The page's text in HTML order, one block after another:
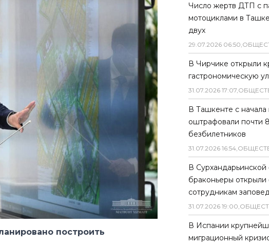
построить
7 февраля. В городке
Число жертв ДТП с
мотоциклами в
двух
29.07.2026 06:50,
В Чирчике открыли
гастрономическую
31.07.2026 17:07,
В Ташкенте с начала
оштрафовали почти
безбилетников
31.07.2026 16:54,
В Сурхандарьинской
браконьеры открыли
сотрудникам
31.07.2026 19:00,
В Испании
миграционный